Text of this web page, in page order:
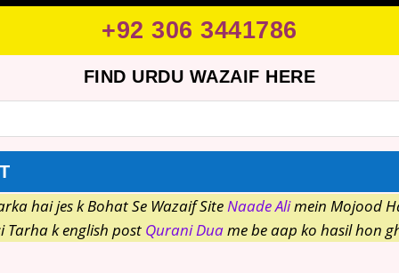
+92 306 3441786
FIND URDU WAZAIF HERE
hai jes k Bohat Se Wazaif SiteNaade Alimein Mojood
Tarha k english post Qurani Duame be aap ko hasil hon